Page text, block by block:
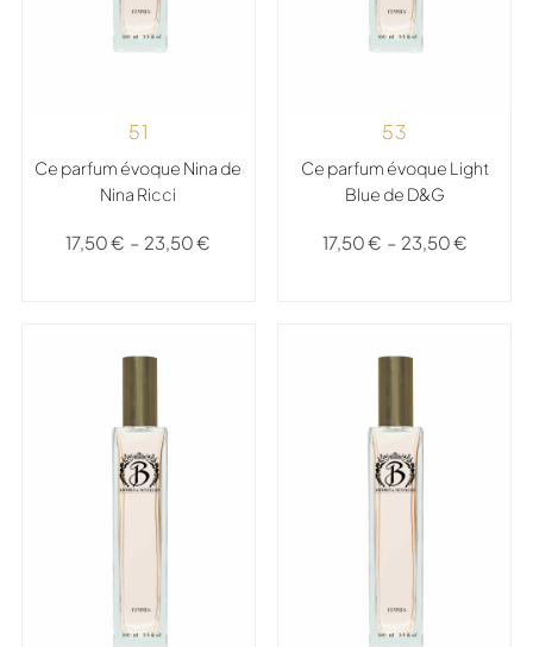
51
Ce parfum évoque Nina de
Nina Ricci
17,50€ – 23,50€
53
Ce parfum évoque Light
Blue de D&G
17,50€ – 23,50€